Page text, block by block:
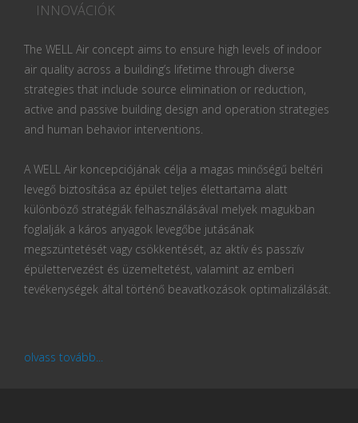
INNOVÁCIÓK
The WELL Air concept aims to ensure high levels of indoor
air quality across a building’s lifetime through diverse
strategies that include source elimination or reduction,
active and passive building design and operation strategies
and human behavior interventions.
A WELL Air koncepciójának célja a magas minőségű beltéri
levegő biztosítása az épület teljes élettartama alatt
különböző stratégiák felhasználásával melyek magukban
foglalják a káros anyagok levegőbe jutásának
megszüntetését vagy csökkentését, az aktív és passzív
épülettervezést és üzemeltetést, valamint az emberi
tevékenységek által történő beavatkozások optimalizálását.
olvass tovább...